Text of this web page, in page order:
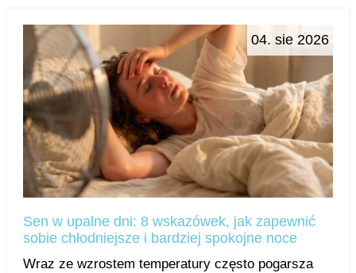
04. sie 2026
Sen w upalne dni: 8 wskazówek, jak zapewnić
sobie chłodniejsze i bardziej spokojne noce
Wraz ze wzrostem temperatury często pogarsza